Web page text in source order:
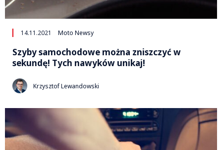
14.11.2021 Moto Newsy
Szyby samochodowe można zniszczyć w
sekundę! Tych nawyków unikaj!
Krzysztof Lewandowski